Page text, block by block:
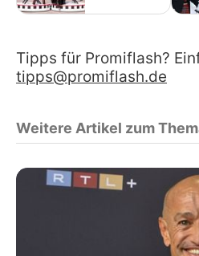
Tipps für Promiflash?
tipps@promiflash.de
Weitere Artikel zum